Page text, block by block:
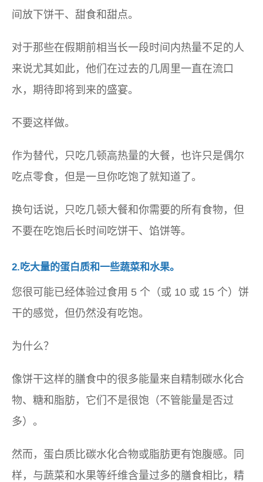
间放下饼干、甜食和甜点。
对于那些在假期前相当长一段时间内热量不足的人
来说尤其如此，他们在过去的几周里一直在流口
水，期待即将到来的盛宴。
不要这样做。
作为替代，只吃几顿高热量的大餐，也许只是偶尔
吃点零食，但是一旦你吃饱了就知道了。
换句话说，只吃几顿大餐和你需要的所有食物，但
不要在吃饱后长时间吃饼干、馅饼等。
2.吃大量的蛋白质和一些蔬菜和水果。
您很可能已经体验过食用 5 个（或 10 或 15 个）饼
干的感觉，但仍然没有吃饱。
为什么？
像饼干这样的膳食中的很多能量来自精制碳水化合
物、糖和脂肪，它们不是很饱（不管能量是否过
多）。
然而，蛋白质比碳水化合物或脂肪更有饱腹感。同
样，与蔬菜和水果等纤维含量过多的膳食相比，精